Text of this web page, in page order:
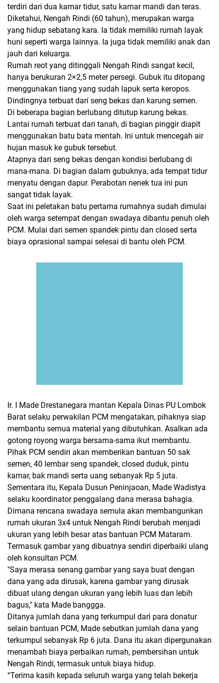
terdiri dari dua kamar tidur, satu kamar mandi dan teras.
Diketahui, Nengah Rindi (60 tahun), merupakan warga
yang hidup sebatang kara. Ia tidak memiliki rumah layak
huni seperti warga lainnya. Ia juga tidak memiliki anak dan
jauh dari keluarga.
Rumah reot yang ditinggali Nengah Rindi sangat kecil,
hanya berukuran 2×2,5 meter persegi. Gubuk itu ditopang
menggunakan tiang yang sudah lapuk serta keropos.
Dindingnya terbuat darí seng bekas dan karung semen.
Di beberapa bagian berlubang ditutup karung bekas.
Lantai rumah terbuat dari tanah, di bagian pinggir diapit
menggunakan batu bata mentah. Ini untuk mencegah air
hujan masuk ke gubuk tersebut.
Atapnya dari seng bekas dengan kondisi berlubang di
mana-mana. Di bagian dalam gubuknya, ada tempat tidur
menyatu dengan dapur. Perabotan nenek tua ini pun
sangat tidak layak.
Saat ini peletakan batu pertama rumahnya sudah dimulai
oleh warga setempat dengan swadaya dibantu penuh oleh
PCM. Mulai dari semen spandek pintu dan closed serta
biaya oprasional sampai selesai di bantu oleh PCM.
Ir. I Made Drestanegara mantan Kepala Dinas PU Lombok
Barat selaku perwakilan PCM mengatakan, pihaknya siap
membantu semua material yang dibutuhkan. Asalkan ada
gotong royong warga bersama-sama ikut membantu.
Pihak PCM sendiri akan memberikan bantuan 50 sak
semen, 40 lembar seng spandek, closed duduk, pintu
kamar, bak mandi serta uang sebanyak Rp 5 juta.
Sementara itu, Kepala Dusun Peninjaoan, Made Wadistya
selaku koordinator penggalang dana merasa bahagia.
Dimana rencana swadaya semula akan membangunkan
rumah ukuran 3x4 untuk Nengah Rindi berubah menjadi
ukuran yang lebih besar atas bantuan PCM Mataram.
Termasuk gambar yang dibuatnya sendiri diperbaiki ulang
oleh konsultan PCM.
"Saya merasa senang gambar yang saya buat dengan
dana yang ada dirusak, karena gambar yang dirusak
dibuat ulang dengan ukuran yang lebih luas dan lebih
bagus," kata Made banggga.
Ditanya jumlah dana yang terkumpul dari para donatur
selain bantuan PCM, Made sebutkan jumlah dana yang
terkumpul sebanyak Rp 6 juta. Dana itu akan dipergunakan
menambah biaya perbaikan rumah, pembersihan untuk
Nengah Rindi, termasuk untuk biaya hidup.
“Terima kasih kepada seluruh warga yang telah bekerja